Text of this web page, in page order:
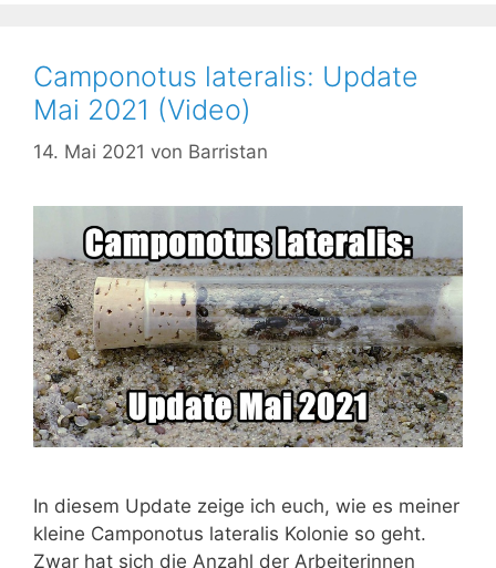
Camponotus lateralis: Update
Mai 2021 (Video)
14. Mai 2021 von Barristan
In diesem Update zeige ich euch, wie es meiner
kleine Camponotus lateralis Kolonie so geht.
Zwar hat sich die Anzahl der Arbeiterinnen